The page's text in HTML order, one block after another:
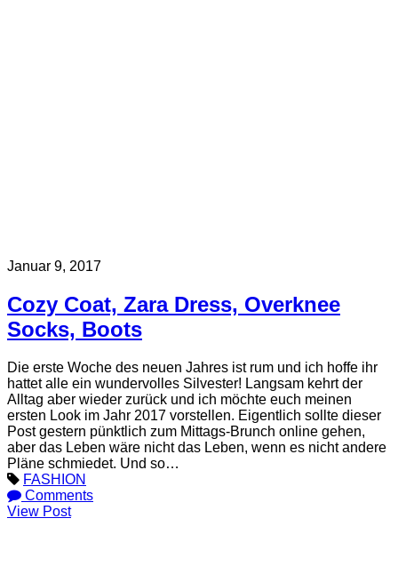
Januar 9, 2017
Cozy Coat, Zara Dress, Overknee
Socks, Boots
Die erste Woche des neuen Jahres ist rum und ich hoffe ihr
hattet alle ein wundervolles Silvester! Langsam kehrt der
Alltag aber wieder zurück und ich möchte euch meinen
ersten Look im Jahr 2017 vorstellen. Eigentlich sollte dieser
Post gestern pünktlich zum Mittags-Brunch online gehen,
aber das Leben wäre nicht das Leben, wenn es nicht andere
Pläne schmiedet. Und so…
FASHION
Comments
View Post